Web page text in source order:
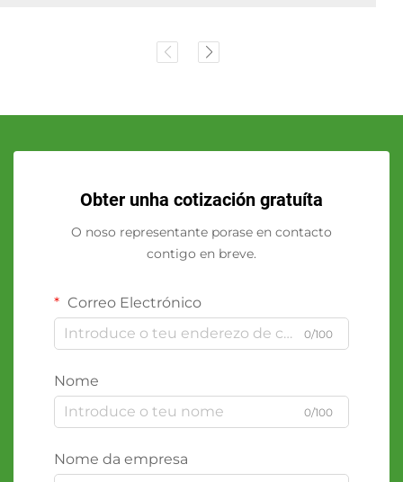
Obter unha cotización gratuíta
O noso representante porase en contacto
contigo en breve.
Correo Electrónico
0/100
Nome
0/100
Nome da empresa